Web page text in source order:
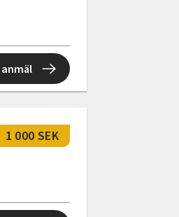
anmäl
1 000 SEK